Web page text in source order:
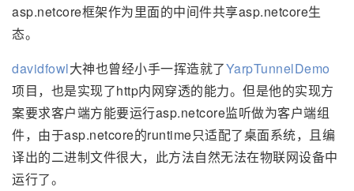
asp.netcore框架作为里面的中间件共享asp.netcore生
态。
davidfowl大神也曾经小手一挥造就了YarpTunnelDemo
项目，也是实现了http内网穿透的能力。但是他的实现方
案要求客户端方能要运行asp.netcore监听做为客户端组
件，由于asp.netcore的runtime只适配了桌面系统，且编
译出的二进制文件很大，此方法自然无法在物联网设备中
运行了。